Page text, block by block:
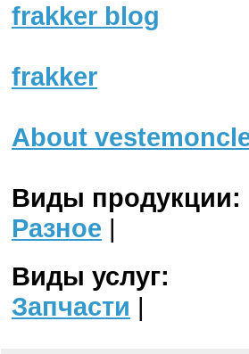
frakker blog
frakker
About
Виды продукции:
Разное |
Виды услуг:
Запчасти |